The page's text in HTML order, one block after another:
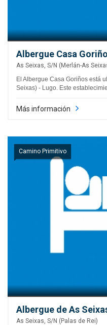
Albergue Casa
As Seixas, S/N (Merlán-As
El Albergue Casa Goriños está
Seixas) - Lugo. Este
Más información
Camino Primitivo
Albergue de As
As Seixas, S/N (Palas de Rei)